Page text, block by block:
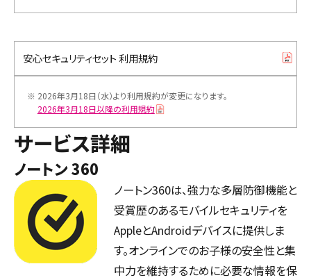
安心セキュリティセット 利用規約
※ 2026年3月18日（水）より利用規約が変更になります。
2026年3月18日以降の利用規約
サービス詳細
ノートン 360
ノートン360は、強力な多層防御機能と
受賞歴のあるモバイルセキュリティを
AppleとAndroidデバイスに提供しま
す。オンラインでのお子様の安全性と集
中力を維持するために必要な情報を保